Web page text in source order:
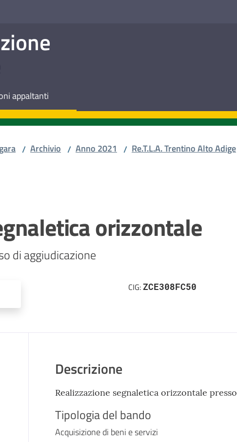
appaltanti
/ Archivio / Anno 2021 / Re.T.L.A. Trentino Alto Adige
orizzontale
di aggiudicazione
CIG:ZCE308FC50
Descrizione
Realizzazione segnaletica orizzontale
Tipologia del bando
Acquisizione di beni e servizi